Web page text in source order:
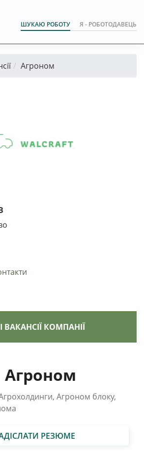
ШУКАЮ РОБОТУ Я - РОБОТОДАВЕЦЬ
Агроном
ВАКАНСІЇ КОМПАНІЇ
Агроном
Агроном блоку,
РЕЗЮМЕ